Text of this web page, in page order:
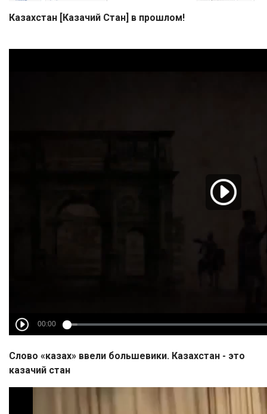
Казахстан [Казачий Стан] в прошлом!
Слово «казах» ввели большевики. Казахстан - это
казачий стан